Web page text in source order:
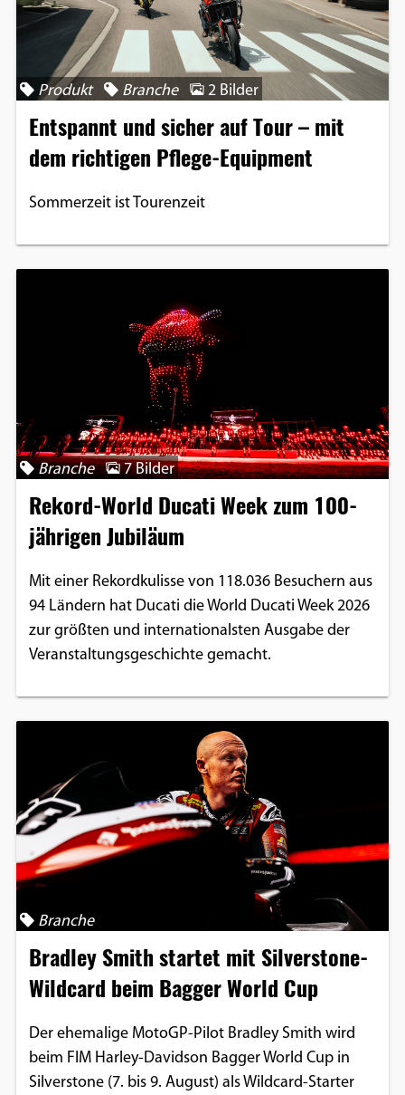
Produkt Branche 2 Bilder
Entspannt und sicher auf Tour – mit
dem richtigen Pflege-Equipment
Sommerzeit ist Tourenzeit
Branche 7 Bilder
Rekord-World Ducati Week zum 100-
jährigen Jubiläum
Mit einer Rekordkulisse von 118.036 Besuchern aus
94 Ländern hat Ducati die World Ducati Week 2026
zur größten und internationalsten Ausgabe der
Veranstaltungsgeschichte gemacht.
Branche
Bradley Smith startet mit Silverstone-
Wildcard beim Bagger World Cup
Der ehemalige MotoGP-Pilot Bradley Smith wird
beim FIM Harley-Davidson Bagger World Cup in
Silverstone (7. bis 9. August) als Wildcard-Starter